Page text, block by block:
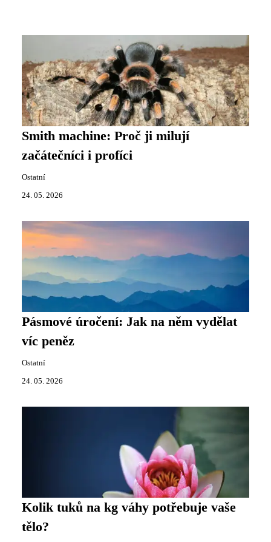
Smith machine: Proč ji milují
začátečníci i profíci
Ostatní
24. 05. 2026
Pásmové úročení: Jak na něm vydělat
víc peněz
Ostatní
24. 05. 2026
Kolik tuků na kg váhy potřebuje vaše
tělo?